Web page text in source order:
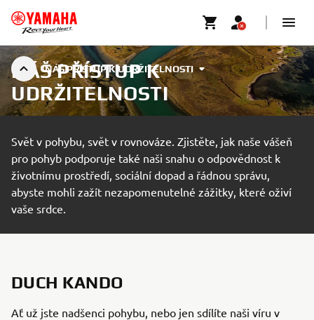
NÁŠ PŘÍSTUP K UDRŽITELNOSTI
NÁŠ PŘÍSTUP K
UDRŽITELNOSTI
Svět v pohybu, svět v rovnováze. Zjistěte, jak naše vášeň
pro pohyb podporuje také naši snahu o odpovědnost k
životnímu prostředí, sociální dopad a řádnou správu,
abyste mohli zažít nezapomenutelné zážitky, které oživí
vaše srdce.
DUCH KANDO
Ať už jste nadšenci pohybu, nebo jen sdílíte naši víru v